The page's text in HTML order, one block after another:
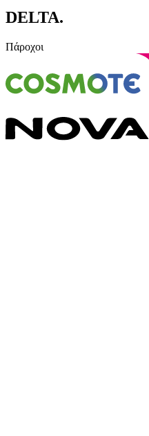
DELTA.
Πάροχοι